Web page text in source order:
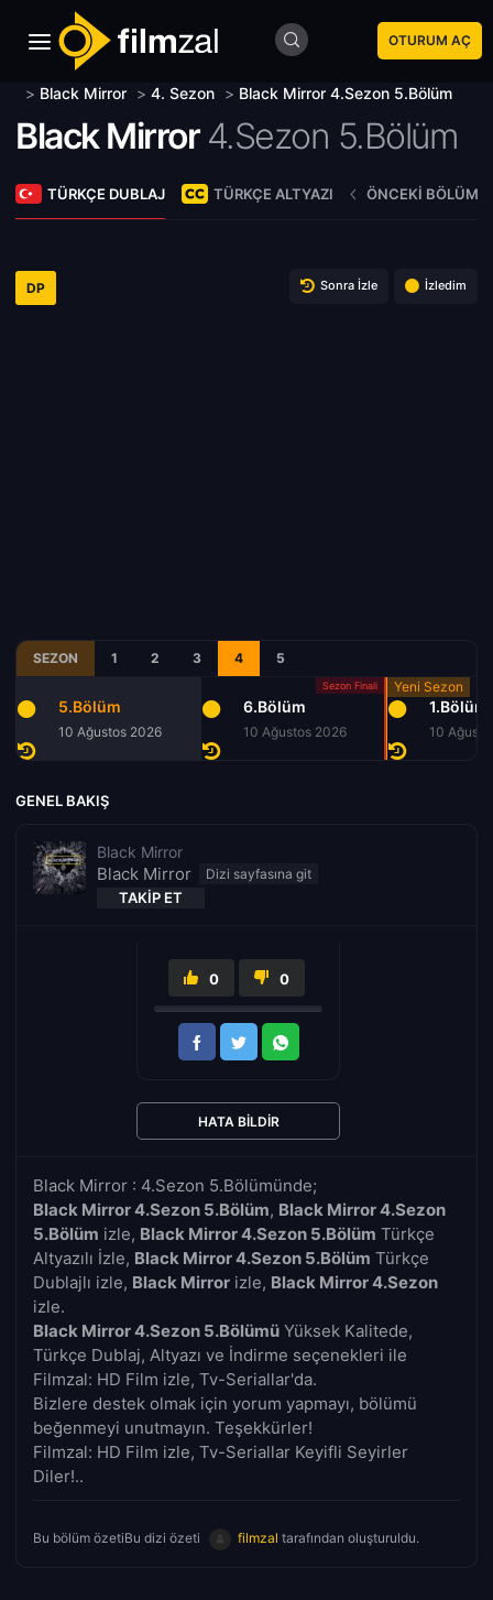
OTURUM AÇ
> Black Mirror > 4. Sezon > Black Mirror 4.Sezon 5.Bölüm
Black Mirror 4.Sezon 5.Bölüm
TÜRKÇE DUBLAJ TÜRKÇE ALTYAZI ÖNCEKI BÖLÜM
DP Sonra İzle İzledim
SEZON 1 2 3 4 5
5.Bölüm
10 Ağustos 2026
6.Bölüm
10 Ağustos 2026
1.Bölüm
10
GENEL BAKIŞ
Black Mirror
Black Mirror
TAKIP ET
Black Mirror : 4.Sezon 5.Bölümünde;
Black Mirror 4.Sezon 5.Bölüm, Black Mirror 4.Sezon
5.Bölüm izle, Black Mirror 4.Sezon 5.Bölüm Türkçe
Altyazılı İzle, Black Mirror 4.Sezon 5.Bölüm Türkçe
Dublajlı izle, Black Mirror izle, Black Mirror 4.Sezon
izle.
Black Mirror 4.Sezon 5.Bölümü Yüksek Kalitede,
Türkçe Dublaj, Altyazı ve İndirme seçenekleri ile
Filmzal: HD Film izle, Tv-Seriallar'da.
Bizlere destek olmak için yorum yapmayı, bölümü
beğenmeyi unutmayın. Teşekkürler!
Filmzal: HD Film izle, Tv-Seriallar Keyifli Seyirler
Diler!..
Bu bölüm özetiBu dizi özeti filmzal tarafından oluşturuldu.
0 0
HATA BILDIR